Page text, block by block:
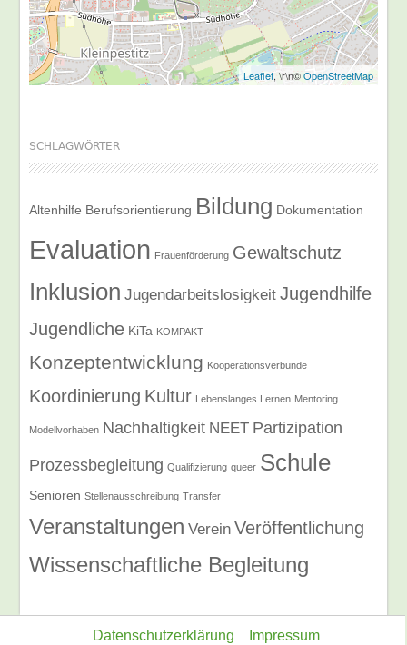
Leaflet, \r\n©OpenStreetMap
SCHLAGWÖRTER
Altenhilfe Berufsorientierung Bildung Dokumentation
Evaluation Frauenförderung Gewaltschutz
Inklusion Jugendarbeitslosigkeit Jugendhilfe
Jugendliche KiTa KOMPAKT
Konzeptentwicklung Kooperationsverbünde
Koordinierung Kultur Lebenslanges Lernen Mentoring
Modellvorhaben Nachhaltigkeit NEET Partizipation
Prozessbegleitung Qualifizierung queer Schule
Senioren Stellenausschreibung Transfer
Veranstaltungen Verein Veröffentlichung
Wissenschaftliche Begleitung
Datenschutzerklärung Impressum